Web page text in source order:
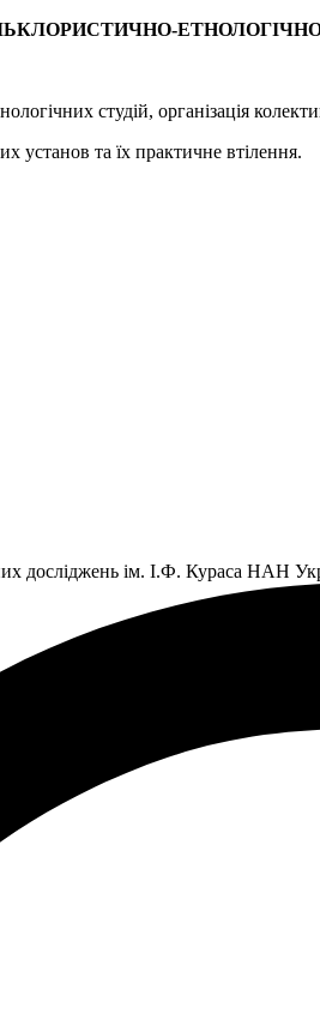
студій, організація
та їх практичне втілення.
досліджень ім. І.Ф. Кураса НАН